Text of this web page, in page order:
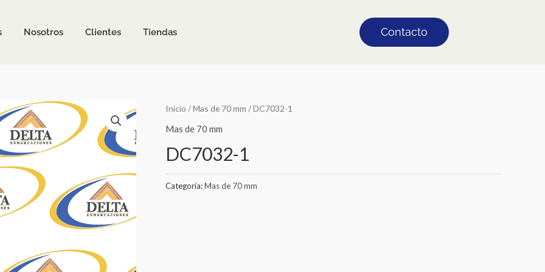
Nosotros Clientes Tiendas Contacto
Inicio /Mas de 70 mm / DC7032-1
Mas de 70 mm
DC7032-1
Categoría:Mas de 70 mm